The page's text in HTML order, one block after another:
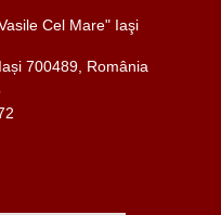
Cel Mare" Iaşi
700489, România